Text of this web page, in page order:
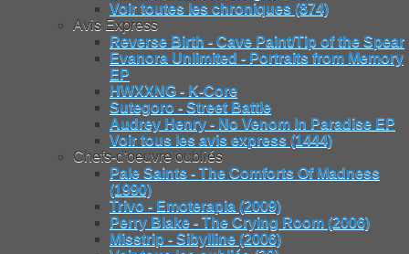
Voir toutes les chroniques (874)
Avis Express
Reverse Birth - Cave Paint/Tip of the Spear
Evanora Unlimited - Portraits from Memory
EP
HWXXNG - K-Core
Sutegoro - Street Battle
Audrey Henry - No Venom In Paradise EP
Voir tous les avis express (1444)
Chefs-d'oeuvre oubliés
Pale Saints - The Comforts Of Madness
(1990)
Trivo - Emoterapia (2009)
Perry Blake - The Crying Room (2006)
Misstrip - Sibylline (2006)